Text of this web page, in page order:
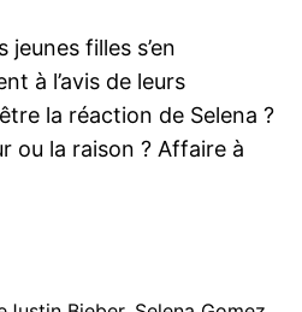
filles s’en
à l’avis de leurs
la réaction de Selena ?
ou la raison ? Affaire à